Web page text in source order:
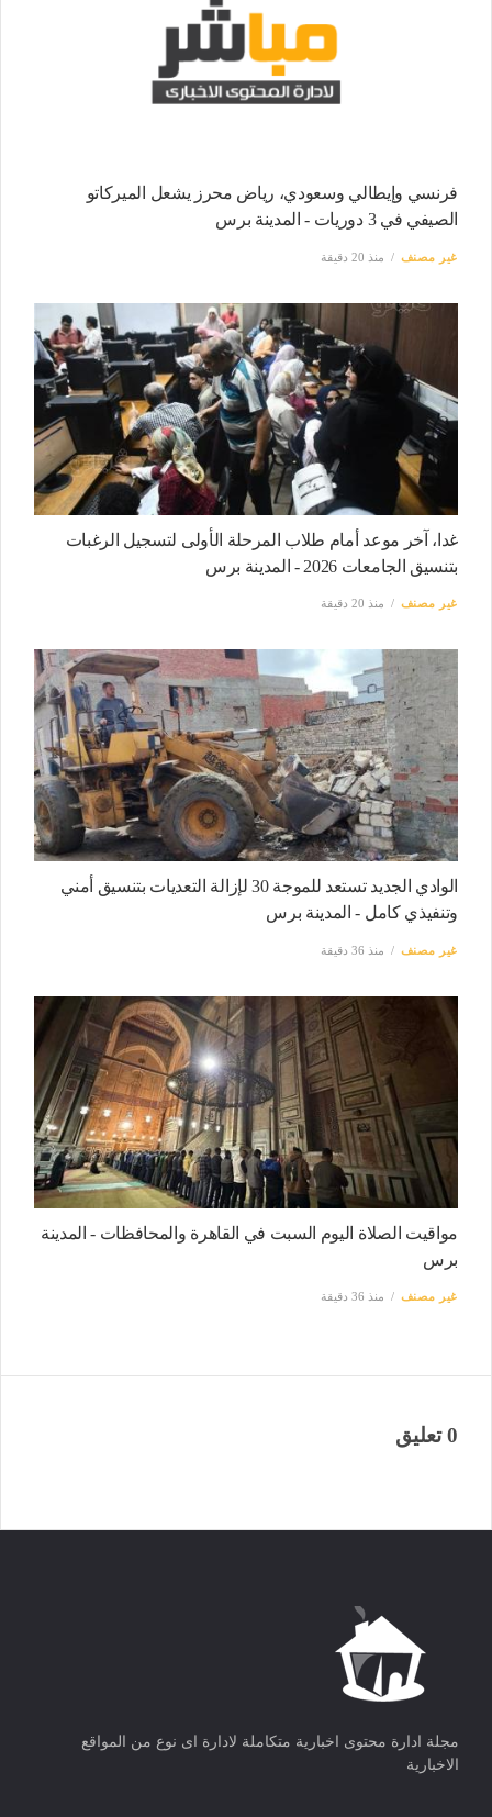
فرنسي وإيطالي وسعودي، رياض محرز يشعل الميركاتو
الصيفي في 3 دوريات - المدينة برس
غير مصنف منذ 20 دقيقة
غدا، آخر موعد أمام طلاب المرحلة الأولى لتسجيل الرغبات
بتنسيق الجامعات 2026 - المدينة برس
غير مصنف منذ 20 دقيقة
الوادي الجديد تستعد للموجة 30 لإزالة التعديات بتنسيق أمني
وتنفيذي كامل - المدينة برس
غير مصنف منذ 36 دقيقة
مواقيت الصلاة اليوم السبت في القاهرة والمحافظات - المدينة
برس
غير مصنف منذ 36 دقيقة
0 تعليق
مجلة ادارة محتوى اخبارية متكاملة لادارة اى نوع من المواقع
الاخبارية